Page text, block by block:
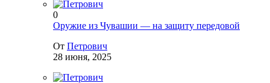
0
Оружие из Чувашии — на защиту передовой
От Петрович
28 июня, 2025